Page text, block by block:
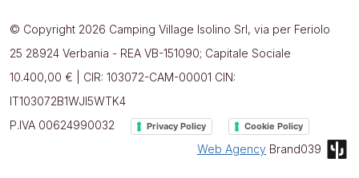
© Copyright 2026 Camping Village Isolino Srl, via per Feriolo
25 28924 Verbania - REA VB-151090; Capitale Sociale
10.400,00 € | CIR: 103072-CAM-00001 CIN:
IT103072B1WJI5WTK4
P.IVA 00624990032
Privacy Policy Cookie Policy
Web Agency Brand039